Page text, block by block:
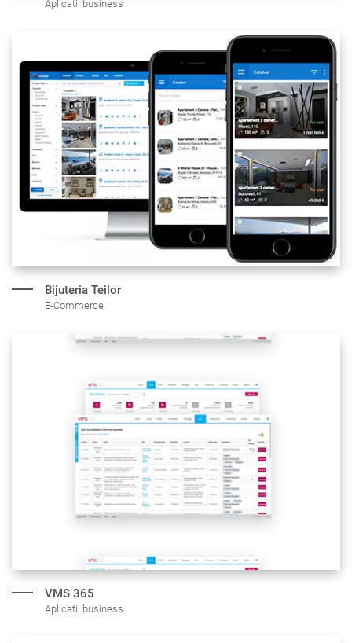
Aplicatii business
Bijuteria Teilor
E-Commerce
VMS 365
Aplicatii business